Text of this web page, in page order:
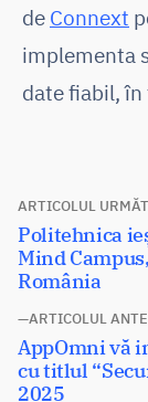
de Connext
implementa
date fiabil,
Navigare
în
articole
ARTICOLUL
Articolul
anterior:
AppOmni vă
cu titlul
2025
ARTICOLUL
Articolul
următor:
Politehnica
Mind
România